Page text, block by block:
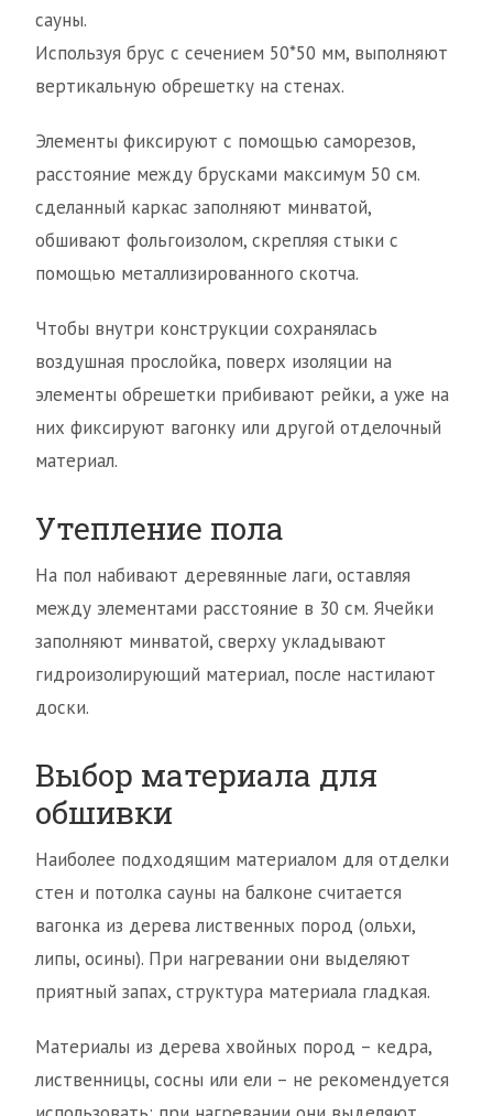
сауны.
Используя брус с сечением 50*50 мм, выполняют
вертикальную обрешетку на стенах.
Элементы фиксируют с помощью саморезов,
расстояние между брусками максимум 50 см.
сделанный каркас заполняют минватой,
обшивают фольгоизолом, скрепляя стыки с
помощью металлизированного скотча.
Чтобы внутри конструкции сохранялась
воздушная прослойка, поверх изоляции на
элементы обрешетки прибивают рейки, а уже на
них фиксируют вагонку или другой отделочный
материал.
Утепление пола
На пол набивают деревянные лаги, оставляя
между элементами расстояние в 30 см. Ячейки
заполняют минватой, сверху укладывают
гидроизолирующий материал, после настилают
доски.
Выбор материала для
обшивки
Наиболее подходящим материалом для отделки
стен и потолка сауны на балконе считается
вагонка из дерева лиственных пород (ольхи,
липы, осины). При нагревании они выделяют
приятный запах, структура материала гладкая.
Материалы из дерева хвойных пород – кедра,
лиственницы, сосны или ели – не рекомендуется